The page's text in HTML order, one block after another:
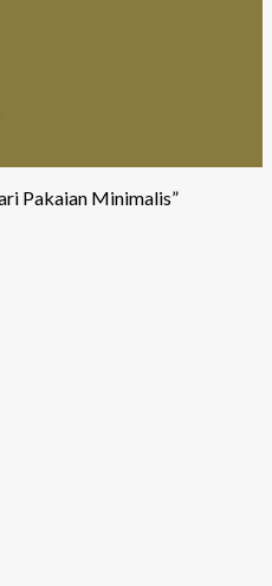
Pakaian Minimalis”